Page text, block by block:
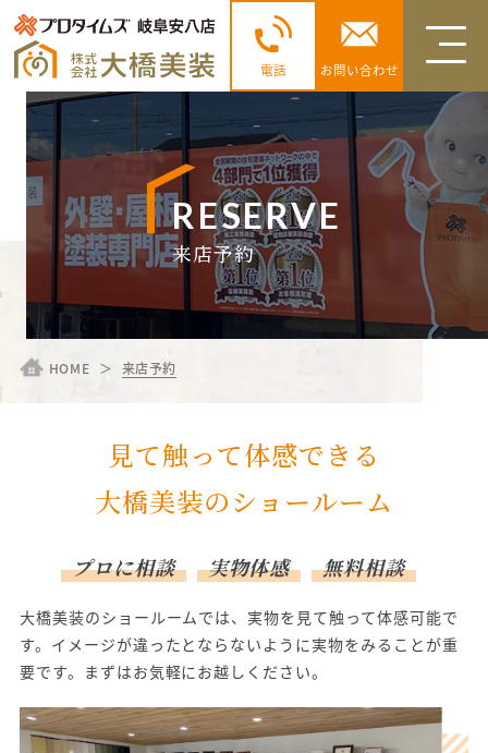
電話 お問い合わせ
RESERVE
来店予約
HOME 来店予約
見て触って体感できる
大橋美装のショールーム
プロに相談 実物体感 無料相談
大橋美装のショールームでは、実物を見て触って体感可能で
す。イメージが違ったとならないように実物をみることが重
要です。まずはお気軽にお越しください。